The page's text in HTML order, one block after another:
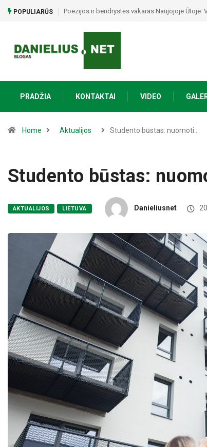
POPULIARŪS Poezijos ir bendrystės vakaras Naujojoje
PRADŽIA KONTAKTAI VIDEO
Home Aktualijos Studento būstas: nuomoti…
Studento būstas:
AKTUALIJOS LIETUVA Danieliusnet